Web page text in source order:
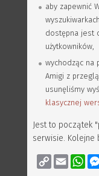
aby zapewnić
dostępna jest
użytkowników,
wychodząc na
Amigi z
usunęliśmy
klasycznej
Jest to początek
serwisie. Kolejne
Copy
Link
Email